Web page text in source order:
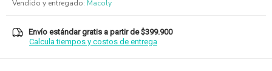
Vendido y entregado: Macoly
Envío estándar gratis a partir de $399.900
Calcula tiempos y costos de entrega